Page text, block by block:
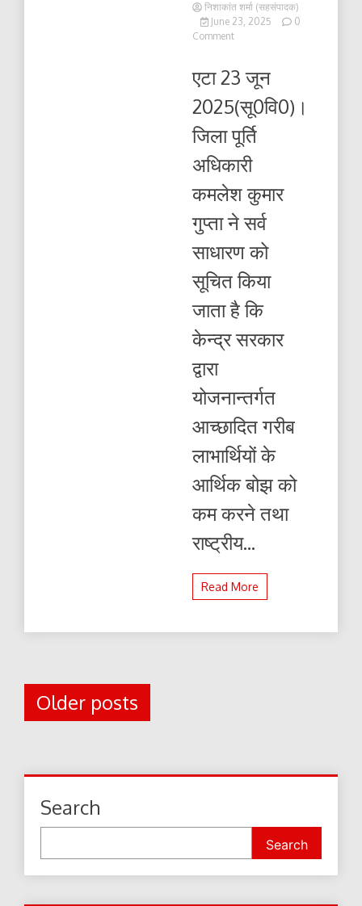
निशाकांत शर्मा (सहसंपादक)
June 23, 2025
0
Commenton
तक
निःशुल्क
खाद्यान्न
एटा 23 जून
2025(सू0वि0)।
जिला पूर्ति
अधिकारी
कमलेश कुमार
गुप्ता ने सर्व
साधारण को
सूचित किया
जाता है कि
केन्द्र सरकार
द्वारा
योजनान्तर्गत
आच्छादित गरीब
लाभार्थियों के
आर्थिक बोझ को
कम करने तथा
राष्ट्रीय...
Read More
Posts
Older posts
Search
Search